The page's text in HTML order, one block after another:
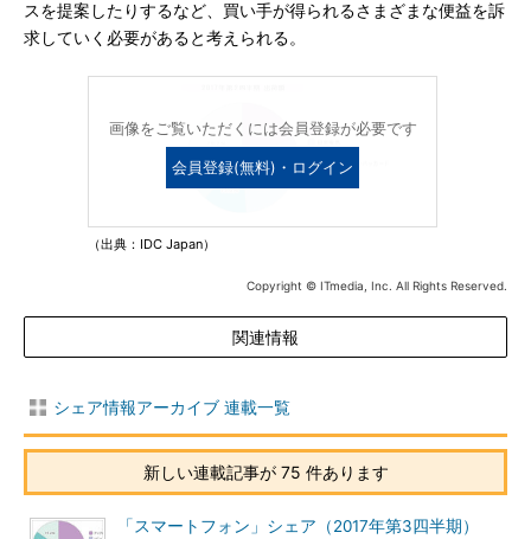
スを提案したりするなど、買い手が得られるさまざまな便益を訴
求していく必要があると考えられる。
画像をご覧いただくには会員登録が必要です
会員登録(無料)・ログイン
（出典：IDC Japan）
Copyright © ITmedia, Inc. All Rights Reserved.
関連情報
シェア情報アーカイブ 連載一覧
新しい連載記事が 75 件あります
「スマートフォン」シェア（2017年第3四半期）